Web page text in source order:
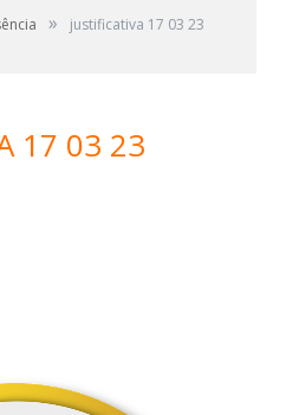
»
justificativa 17 03 23
17 03 23